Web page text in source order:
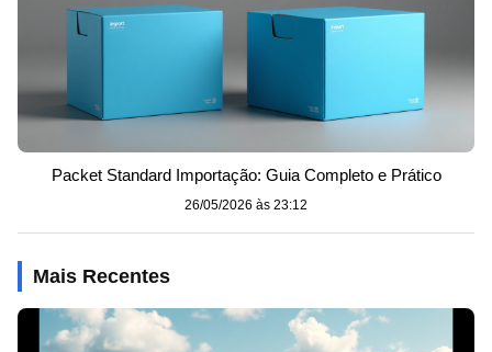
Packet Standard Importação: Guia Completo e Prático
26/05/2026 às 23:12
Mais Recentes